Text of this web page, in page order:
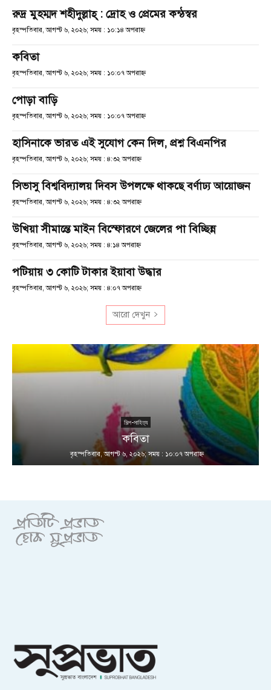
রুদ্র মুহম্মদ শহীদুল্লাহ্ : দ্রোহ ও প্রেমের কন্ঠস্বর
বৃহস্পতিবার, আগস্ট ৬, ২০২৬; সময় : ১০:১৪ অপরাহ্ণ
কবিতা
বৃহস্পতিবার, আগস্ট ৬, ২০২৬; সময় : ১০:০৭ অপরাহ্ণ
পোড়া বাড়ি
বৃহস্পতিবার, আগস্ট ৬, ২০২৬; সময় : ১০:০৭ অপরাহ্ণ
হাসিনাকে ভারত এই সুযোগ কেন দিল, প্রশ্ন বিএনপির
বৃহস্পতিবার, আগস্ট ৬, ২০২৬; সময় : ৪:৩২ অপরাহ্ণ
সিভাসু বিশ্ববিদ্যালয় দিবস উপলক্ষে থাকছে বর্ণাঢ্য আয়োজন
বৃহস্পতিবার, আগস্ট ৬, ২০২৬; সময় : ৪:৩২ অপরাহ্ণ
উখিয়া সীমান্তে মাইন বিস্ফোরণে জেলের পা বিচ্ছিন্ন
বৃহস্পতিবার, আগস্ট ৬, ২০২৬; সময় : ৪:১৪ অপরাহ্ণ
পটিয়ায় ৩ কোটি টাকার ইয়াবা উদ্ধার
বৃহস্পতিবার, আগস্ট ৬, ২০২৬; সময় : ৪:০৭ অপরাহ্ণ
আরো দেখুন
শিল্প-সাহিত্য
কবিতা
বৃহস্পতিবার, আগস্ট ৬, ২০২৬; সময় : ১০:০৭ অপরাহ্ণ